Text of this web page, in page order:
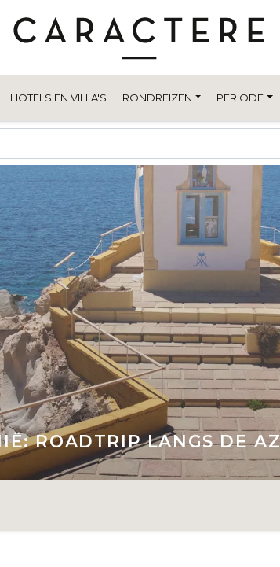
HOTELS EN VILLA'S RONDREIZEN PERIODE
ROADTRIP LANGS DE